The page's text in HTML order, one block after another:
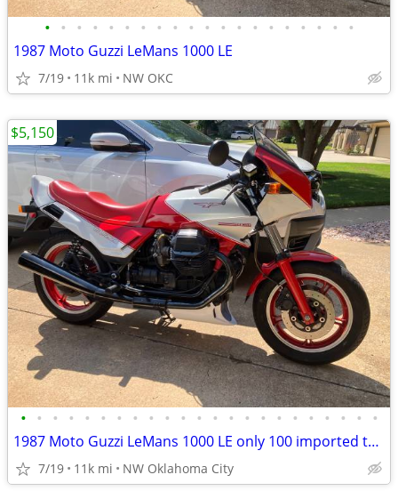
• • • • • • • • • • • • • • • • • • • •
1987 Moto Guzzi LeMans 1000 LE
7/19 11k mi NW OKC
• • • • • • • • • • • • • • • • • • • • • • •
1987 Moto Guzzi LeMans 1000 LE only 100 imported to the US
7/19 11k mi NW Oklahoma City
$5,150